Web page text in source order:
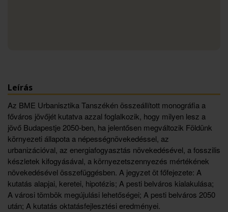
Leírás
Az BME Urbanisztika Tanszékén összeállított monográfia a
főváros jövőjét kutatva azzal foglalkozik, hogy milyen lesz a
jövő Budapestje 2050-ben, ha jelentősen megváltozik Földünk
környezeti állapota a népességnövekedéssel, az
urbanizációval, az energiafogyasztás növekedésével, a fosszilis
készletek kifogyásával, a környezetszennyezés mértékének
növekedésével összefüggésben. A jegyzet öt főfejezete: A
kutatás alapjai, keretei, hipotézis; A pesti belváros kialakulása;
A városi tömbök megújulási lehetőségei; A pesti belváros 2050
után; A kutatás oktatásfejlesztési eredményei.